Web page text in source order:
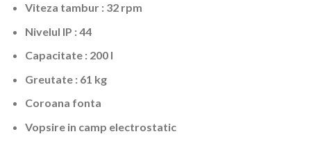
Viteza tambur : 32 rpm
Nivelul IP : 44
Capacitate : 200 l
Greutate : 61 kg
Coroana fonta
Vopsire in camp electrostatic